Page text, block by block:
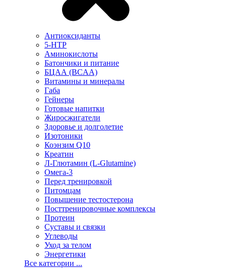
Антиоксиданты
5-HTP
Аминокислоты
Батончики и питание
БЦАА (BCAA)
Витамины и минералы
Габа
Гейнеры
Готовые напитки
Жиросжигатели
Здоровье и долголетие
Изотоники
Коэнзим Q10
Креатин
Л-Глютамин (L-Glutamine)
Омега-3
Перед тренировкой
Питомцам
Повышение тестостерона
Посттренировочные комплексы
Протеин
Суставы и связки
Углеводы
Уход за телом
Энергетики
Все категории ...